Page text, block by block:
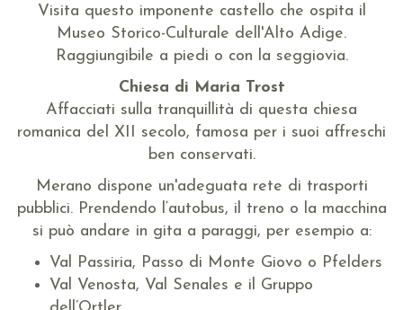
Visita questo imponente castello che ospita il
Museo Storico-Culturale dell'Alto Adige.
Raggiungibile a piedi o con la seggiovia.
Chiesa di Maria Trost
Affacciati sulla tranquillità di questa chiesa
romanica del XII secolo, famosa per i suoi affreschi
ben conservati.
Merano dispone un'adeguata rete di trasporti
pubblici. Prendendo l‘autobus, il treno o la macchina
si può andare in gita a paraggi, per esempio a:
Val Passiria, Passo di Monte Giovo o Pfelders
Val Venosta, Val Senales e il Gruppo